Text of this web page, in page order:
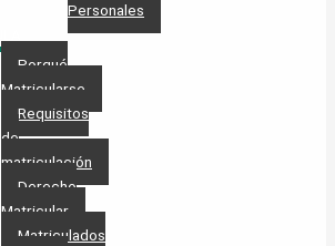
Personales​
Porqué
Matricularse
Requisitos
de
matriculación
Derecho
Matricular
Matriculados